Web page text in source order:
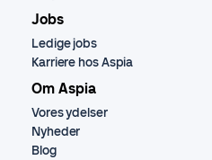
Jobs
Ledige jobs
Karriere hos Aspia
Om Aspia
Vores ydelser
Nyheder
Blog